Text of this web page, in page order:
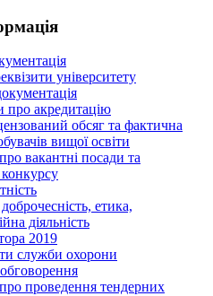
університету
про акредитацію
обсяг та фактична
вищої освіти
вакантні посади та
етика,
діяльність
2019
служби охорони
проведення тендерних